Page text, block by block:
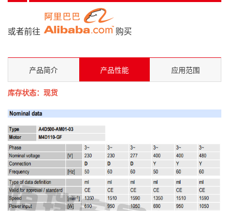
或者前往 购买
产品简介 产品性能 应用范围
库存状态：现货